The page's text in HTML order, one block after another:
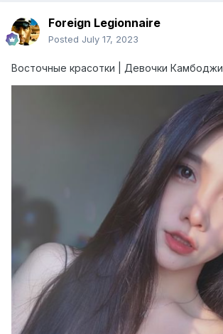
Foreign Legionnaire
Posted July 17, 2023
Восточные красотки | Девочки Камбоджи